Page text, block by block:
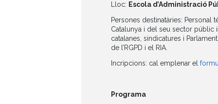
Lloc: Escola d’Administració
Persones destinatàries: Personal
Catalunya i del seu sector públic
catalanes, sindicatures i
de l’RGPD i el RIA.
Incripcions: cal emplenar el
Programa